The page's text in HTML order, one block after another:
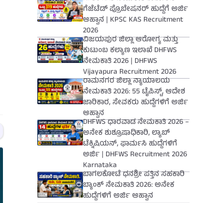
ಗೆಜೆಟೆಡ್ ಪ್ರೊಬೇಷನರ್ ಹುದ್ದೆಗೆ ಅರ್ಜಿ
ಆಹ್ವಾನ | KPSC KAS Recruitment
2026
ವಿಜಯಪುರ ಜಿಲ್ಲಾ ಆರೋಗ್ಯ ಮತ್ತು
ಕುಟುಂಬ ಕಲ್ಯಾಣ ಇಲಾಖೆ DHFWS
ನೇಮಕಾತಿ 2026 | DHFWS
Vijayapura Recruitment 2026
ರಾಮನಗರ ಜಿಲ್ಲಾ ನ್ಯಾಯಾಲಯ
ನೇಮಕಾತಿ 2026: 55 ಟೈಪಿಸ್ಟ್, ಆದೇಶ
ಜಾರಿಕಾರ, ಸೇವಕರು ಹುದ್ದೆಗಳಿಗೆ ಅರ್ಜಿ
ಆಹ್ವಾನ
DHFWS ಧಾರವಾಡ ನೇಮಕಾತಿ 2026 –
ಅನೇಕ ಶುಶ್ರೂಷಾಧಿಕಾರಿ, ಲ್ಯಾಬ್
ಟೆಕ್ನಿಷಿಯನ್, ಫಾರ್ಮಸಿ ಹುದ್ದೆಗಳಿಗೆ
ಅರ್ಜಿ | DHFWS Recruitment 2026
Karnataka
ಬಾಗಲಕೋಟೆ ಧನಶ್ರೀ ಪತ್ತಿನ ಸಹಕಾರಿ
ಬ್ಯಾಂಕ್ ನೇಮಕಾತಿ 2026: ಅನೇಕ
ಹುದ್ದೆಗಳಿಗೆ ಅರ್ಜಿ ಆಹ್ವಾನ